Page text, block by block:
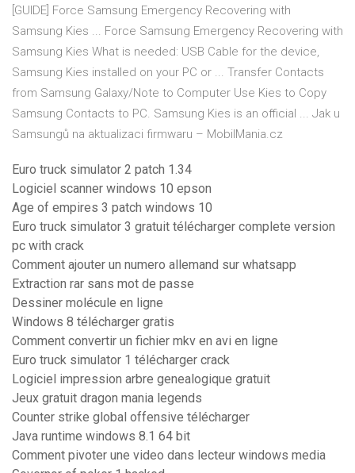
[GUIDE] Force Samsung Emergency Recovering with
Samsung Kies ... Force Samsung Emergency Recovering with
Samsung Kies What is needed: USB Cable for the device,
Samsung Kies installed on your PC or ... Transfer Contacts
from Samsung Galaxy/Note to Computer Use Kies to Copy
Samsung Contacts to PC. Samsung Kies is an official ... Jak u
Samsungů na aktualizaci firmwaru – MobilMania.cz
Euro truck simulator 2 patch 1.34
Logiciel scanner windows 10 epson
Age of empires 3 patch windows 10
Euro truck simulator 3 gratuit télécharger complete version
pc with crack
Comment ajouter un numero allemand sur whatsapp
Extraction rar sans mot de passe
Dessiner molécule en ligne
Windows 8 télécharger gratis
Comment convertir un fichier mkv en avi en ligne
Euro truck simulator 1 télécharger crack
Logiciel impression arbre genealogique gratuit
Jeux gratuit dragon mania legends
Counter strike global offensive télécharger
Java runtime windows 8.1 64 bit
Comment pivoter une video dans lecteur windows media